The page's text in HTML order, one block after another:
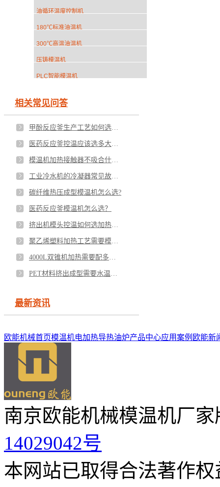
油循环温度控制机
180℃标准油温机
300℃高温油温机
压铸模温机
PLC智能模温机
相关常见问答
碳纤维热压成型模温机怎么选?
医药反应釜模温机怎么选？
最新资讯
欧能机械首页模温机电加热导热油炉产品中心应用案例 欧能新
南京欧能机械模温机厂
14029042号
本网站已取得合法著作